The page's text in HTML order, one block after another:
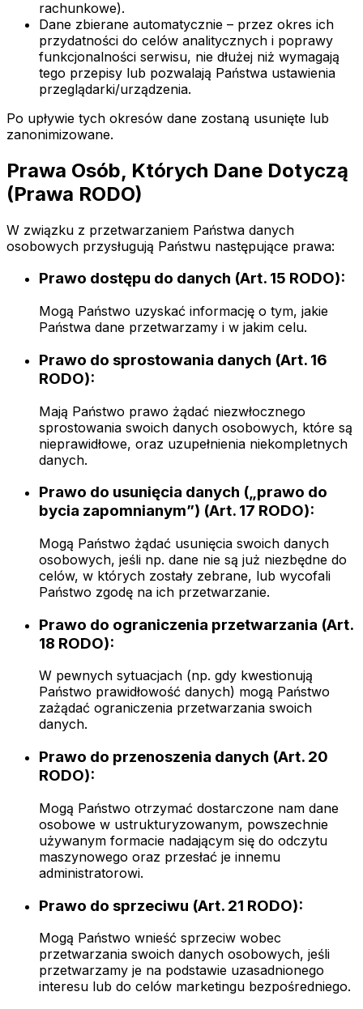
rachunkowe).
Dane zbierane automatycznie – przez okres ich
przydatności do celów analitycznych i poprawy
funkcjonalności serwisu, nie dłużej niż wymagają
tego przepisy lub pozwalają Państwa ustawienia
przeglądarki/urządzenia.
Po upływie tych okresów dane zostaną usunięte lub
zanonimizowane.
Prawa Osób, Których Dane Dotyczą
(Prawa RODO)
W związku z przetwarzaniem Państwa danych
osobowych przysługują Państwu następujące prawa:
Prawo dostępu do danych (Art. 15 RODO):
Mogą Państwo uzyskać informację o tym, jakie
Państwa dane przetwarzamy i w jakim celu.
Prawo do sprostowania danych (Art. 16
RODO):
Mają Państwo prawo żądać niezwłocznego
sprostowania swoich danych osobowych, które są
nieprawidłowe, oraz uzupełnienia niekompletnych
danych.
Prawo do usunięcia danych („prawo do
bycia zapomnianym”) (Art. 17 RODO):
Mogą Państwo żądać usunięcia swoich danych
osobowych, jeśli np. dane nie są już niezbędne do
celów, w których zostały zebrane, lub wycofali
Państwo zgodę na ich przetwarzanie.
Prawo do ograniczenia przetwarzania (Art.
18 RODO):
W pewnych sytuacjach (np. gdy kwestionują
Państwo prawidłowość danych) mogą Państwo
zażądać ograniczenia przetwarzania swoich
danych.
Prawo do przenoszenia danych (Art. 20
RODO):
Mogą Państwo otrzymać dostarczone nam dane
osobowe w ustrukturyzowanym, powszechnie
używanym formacie nadającym się do odczytu
maszynowego oraz przesłać je innemu
administratorowi.
Prawo do sprzeciwu (Art. 21 RODO):
Mogą Państwo wnieść sprzeciw wobec
przetwarzania swoich danych osobowych, jeśli
przetwarzamy je na podstawie uzasadnionego
interesu lub do celów marketingu bezpośredniego.